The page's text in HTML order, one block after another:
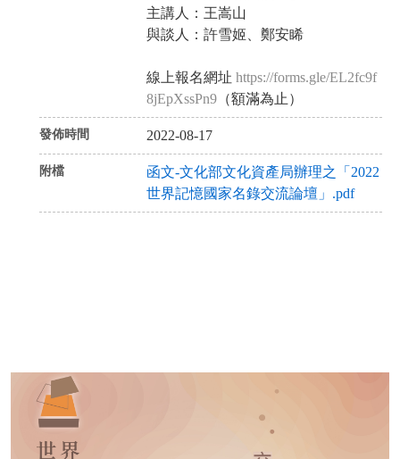
主講人：王嵩山
與談人：許雪姬、鄭安睎
線上報名網址 https://forms.gle/EL2fc9f
8jEpXssPn9（額滿為止）
發佈時間 2022-08-17
附檔
函文-文化部文化資產局辦理之「2022
世界記憶國家名錄交流論壇」.pdf
i
o
u
s